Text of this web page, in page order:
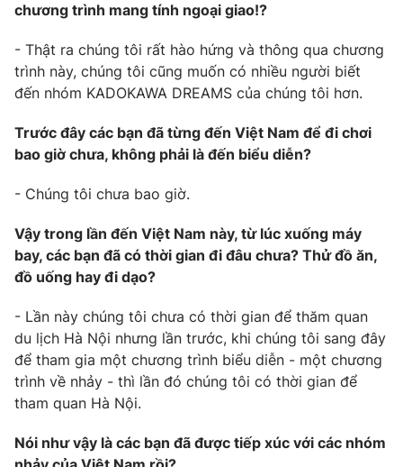
chương trình mang tính ngoại giao!?
- Thật ra chúng tôi rất hào hứng và thông qua chương
trình này, chúng tôi cũng muốn có nhiều người biết
đến nhóm KADOKAWA DREAMS của chúng tôi hơn.
Trước đây các bạn đã từng đến Việt Nam để đi chơi
bao giờ chưa, không phải là đến biểu diễn?
- Chúng tôi chưa bao giờ.
Vậy trong lần đến Việt Nam này, từ lúc xuống máy
bay, các bạn đã có thời gian đi đâu chưa? Thử đồ ăn,
đồ uống hay đi dạo?
- Lần này chúng tôi chưa có thời gian để thăm quan
du lịch Hà Nội nhưng lần trước, khi chúng tôi sang đây
để tham gia một chương trình biểu diễn - một chương
trình về nhảy - thì lần đó chúng tôi có thời gian để
tham quan Hà Nội.
Nói như vậy là các bạn đã được tiếp xúc với các nhóm